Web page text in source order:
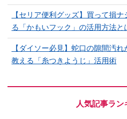
【セリア便利グッズ】買って損
る「かもいフック」の活用方法と
【ダイソー必見】蛇口の隙間汚
教える「糸つきようじ」活用術